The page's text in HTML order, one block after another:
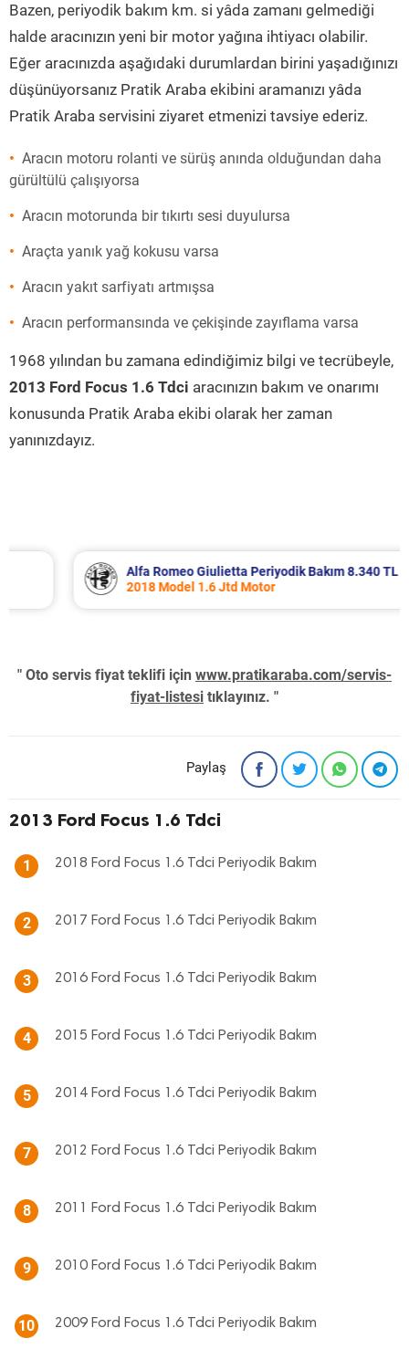
Bazen, periyodik bakım km. si yâda zamanı gelmediği
halde aracınızın yeni bir motor yağına ihtiyacı olabilir.
Eğer aracınızda aşağıdaki durumlardan birini yaşadığınızı
düşünüyorsanız Pratik Araba ekibini aramanızı yâda
Pratik Araba servisini ziyaret etmenizi tavsiye ederiz.
Aracın motoru rolanti ve sürüş anında olduğundan daha
gürültülü çalışıyorsa
Aracın motorunda bir tıkırtı sesi duyulursa
Araçta yanık yağ kokusu varsa
Aracın yakıt sarfiyatı artmışsa
Aracın performansında ve çekişinde zayıflama varsa
1968 yılından bu zamana edindiğimiz bilgi ve tecrübeyle,
2013 Ford Focus 1.6 Tdci aracınızın bakım ve onarımı
konusunda Pratik Araba ekibi olarak her zaman
yanınızdayız.
Alfa Romeo Giulietta Periyodik Bakım 8.340 TL
2018 Model 1.6 Jtd Motor
" Oto servis fiyat teklifi için www.pratikaraba.com/servis-
fiyat-listesi tıklayınız. "
Paylaş
2013 Ford Focus 1.6 Tdci
1 2018 Ford Focus 1.6 Tdci Periyodik Bakım
2 2017 Ford Focus 1.6 Tdci Periyodik Bakım
3 2016 Ford Focus 1.6 Tdci Periyodik Bakım
4 2015 Ford Focus 1.6 Tdci Periyodik Bakım
5 2014 Ford Focus 1.6 Tdci Periyodik Bakım
7 2012 Ford Focus 1.6 Tdci Periyodik Bakım
8 2011 Ford Focus 1.6 Tdci Periyodik Bakım
9 2010 Ford Focus 1.6 Tdci Periyodik Bakım
10 2009 Ford Focus 1.6 Tdci Periyodik Bakım